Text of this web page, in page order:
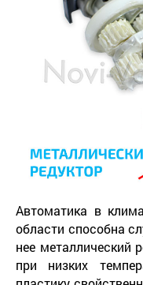
Автоматика в
области способна
нее металлический
при низких